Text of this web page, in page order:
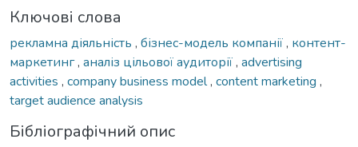
Ключові слова
рекламна діяльність , бізнес-модель компанії, контент-
маркетинг, аналіз цільової аудиторії, advertising
activities , company business model, content marketing ,
target audience analysis
Бібліографічний опис